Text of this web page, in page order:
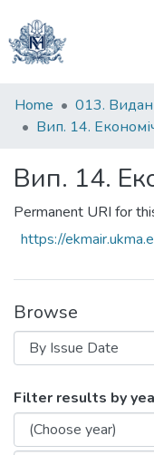
Communities
&
All of DSpace
Home 013.
Вип. 14.
Вип. 14.
Permanent URI for
https://
Browse
Browsing Вип.
Filter results by